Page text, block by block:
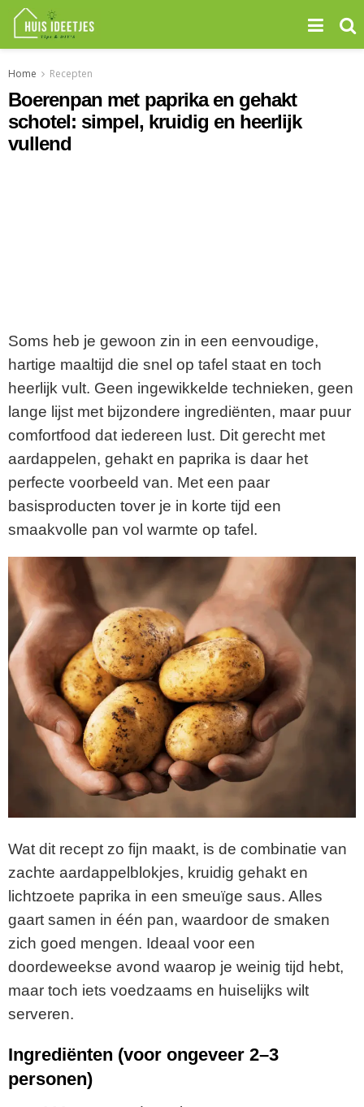
Home Recepten
Boerenpan met paprika en gehakt
schotel: simpel, kruidig en heerlijk
vullend
Soms heb je gewoon zin in een eenvoudige,
hartige maaltijd die snel op tafel staat en toch
heerlijk vult. Geen ingewikkelde technieken, geen
lange lijst met bijzondere ingrediënten, maar puur
comfortfood dat iedereen lust. Dit gerecht met
aardappelen, gehakt en paprika is daar het
perfecte voorbeeld van. Met een paar
basisproducten tover je in korte tijd een
smaakvolle pan vol warmte op tafel.
Wat dit recept zo fijn maakt, is de combinatie van
zachte aardappelblokjes, kruidig gehakt en
lichtzoete paprika in een smeuïge saus. Alles
gaart samen in één pan, waardoor de smaken
zich goed mengen. Ideaal voor een
doordeweekse avond waarop je weinig tijd hebt,
maar toch iets voedzaams en huiselijks wilt
serveren.
Ingrediënten (voor ongeveer 2–3
personen)